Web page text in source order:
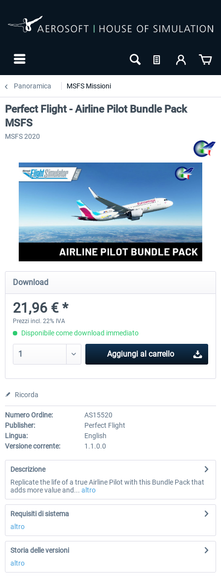
Panoramica MSFS Missioni
Perfect Flight - Flying Germany MSFS
Perfect Flight - FS Explorer -
Italy MSFS
Perfect Flight - Airline Pilot Bundle Pack
MSFS
MSFS 2020
Download
21,96 € *
Prezzi incl. 22% IVA
Disponibile come download immediato
Aggiungi al carrello
Ricorda
Numero Ordine:
AS15520
Publisher:
Perfect Flight
Lingua:
English
Versione corrente:
1.1.0.0
Descrizione
Replicate the life of a true Airline Pilot with this Bundle Pack that
adds more value and... altro
Requisiti di sistema
altro
Storia delle versioni
altro